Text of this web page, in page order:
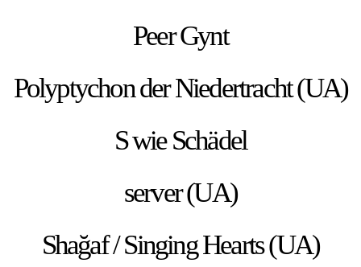
Peer Gynt
Polyptychon der Niedertracht (UA)
S wie Schädel
server (UA)
Shağaf / Singing Hearts (UA)